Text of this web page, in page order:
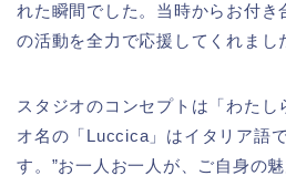
れた瞬間でした。当時からお付き
の活動を全力で応援してくれまし
スタジオのコンセプトは「わたし
オ名の「Luccica」はイタリア語
す。”お一人お一人が、ご自身の